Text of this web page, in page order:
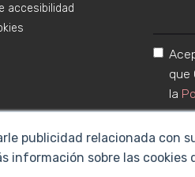
publicidad relacionada con
información sobre las cookies
accesibilidad
que
la